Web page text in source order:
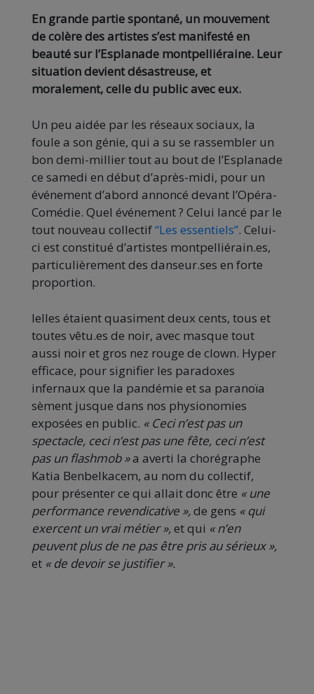
En grande partie spontané, un mouvement
de colère des artistes s’est manifesté en
beauté sur l’Esplanade montpelliéraine. Leur
situation devient désastreuse, et
moralement, celle du public avec eux.
Un peu aidée par les réseaux sociaux, la
foule a son génie, qui a su se rassembler un
bon demi-millier tout au bout de l’Esplanade
ce samedi en début d’après-midi, pour un
événement d’abord annoncé devant l’Opéra-
Comédie. Quel événement ? Celui lancé par le
tout nouveau collectif“Les essentiels”. Celui-
ci est constitué d’artistes montpelliérain.es,
particulièrement des danseur.ses en forte
proportion.
Ielles étaient quasiment deux cents, tous et
toutes vêtu.es de noir, avec masque tout
aussi noir et gros nez rouge de clown. Hyper
efficace, pour signifier les paradoxes
infernaux que la pandémie et sa paranoïa
sèment jusque dans nos physionomies
exposées en public. « Ceci n’est pas un
spectacle, ceci n’est pas une fête, ceci n’est
pas un flashmob »a averti la chorégraphe
Katia Benbelkacem, au nom du collectif,
pour présenter ce qui allait donc être « une
performance revendicative »,de gens « qui
exercent un vrai métier »,et qui « n’en
peuvent plus de ne pas être pris au sérieux »,
et « de devoir se justifier ».